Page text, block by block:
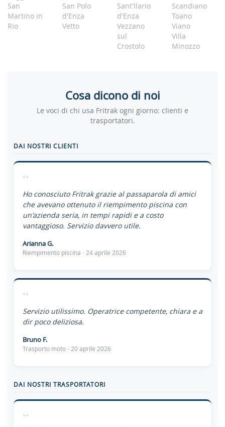
San
Martino in
Rio
San Polo
d'Enza
Sant'Ilario
d'Enza
Scandiano
Toano
Vetto
Vezzano
sul
Crostolo
Viano
Villa
Minozzo
Cosa dicono di noi
Le voci di chi usa Fritrak ogni giorno: clienti e
trasportatori.
DAI NOSTRI CLIENTI
“
Ho conosciuto Fritrak grazie al passaparola di amici
che avevano ottenuto il riempimento piscina con
un'azienda seria, in tempi rapidi e a costo
vantaggioso. Servizio davvero utile.
Arianna G.
Riempimento piscina · 24 aprile 2026
“
Servizio utilissimo. Operatrice competente, chiara e a
dir poco deliziosa.
Bruno F.
Trasporto moto · 20 aprile 2026
DAI NOSTRI TRASPORTATORI
“